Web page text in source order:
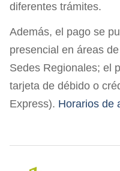
diferentes trámites.
Además, el pago se
presencial en áreas
Sedes Regionales; el
tarjeta de débido o
Express). Horarios de